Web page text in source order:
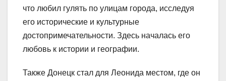
что любил гулять по улицам города, исследуя
его исторические и культурные
достопримечательности. Здесь началась его
любовь к истории и географии.
Также Донецк стал для Леонида местом, где он